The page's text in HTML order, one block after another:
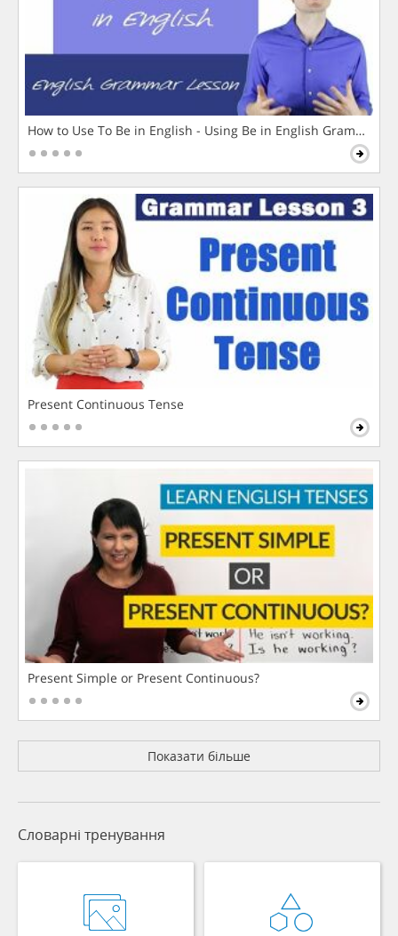
How to Use To Be in English - Using Be in English Grammar
Present Continuous Tense
Present Simple or Present Continuous?
Показати більше
Словарні тренування